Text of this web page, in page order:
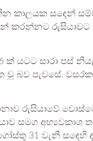
කාලයක සඳෙන්
කරන්නට රුසියාවට
යටට සාරා පස්
බව පැවසේ.
රුසියාවේ
සමග අභ්‍යවකාශ
31 වැනි